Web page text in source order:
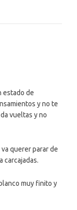
estado de
y no te
vueltas y no
querer parar de
carcajadas.
muy finito y